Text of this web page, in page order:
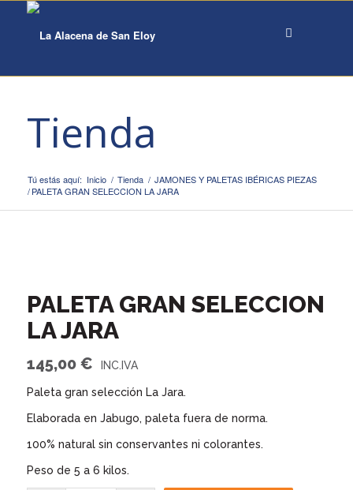
Tienda
Tú estás aquí: Inicio / Tienda / JAMONES Y PALETAS IBÉRICAS PIEZAS
/ PALETA GRAN SELECCION LA JARA
PALETA GRAN SELECCION
LA JARA
145,00 €
Paleta gran selección La Jara.
Elaborada en Jabugo, paleta fuera de norma.
100% natural sin conservantes ni colorantes.
Peso de 5 a 6 kilos.